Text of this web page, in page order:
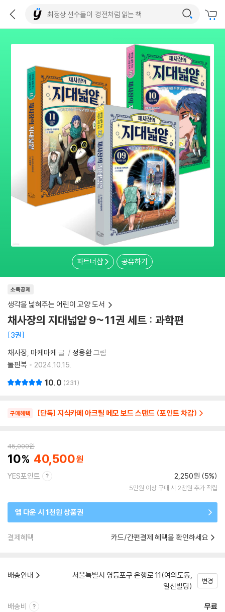
파트너샵 공유하기
소득공제
생각을 넓혀주는 어린이 교양 도서
채사장의 지대넓얕 9~11권 세트 : 과학편
3권
채사장 마케마케 글 정용환그림
돌핀북
2024.10.15.
10.0 231
구매혜택 [단독] 지식카페 아크릴 메모 보드 스탠드 (포인트 차감)
45,000원
10 40,500
YES포인트 2,250원 (5%)
5만원 이상 구매 시 2천원 추가 적립
앱 다운 시 1천원 상품권
결제혜택 카드/간편결제 혜택을 확인하세요
배송안내
서울특별시 영등포구 은행로 11(여의도동,
일신빌딩)
변경
배송비 무료